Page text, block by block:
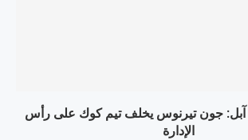
آبل: جون تيرنوس يخلف تيم كوك على رأس
الإدارة